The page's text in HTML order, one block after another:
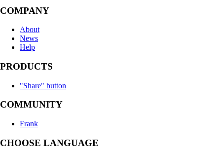
COMPANY
About
News
Help
PRODUCTS
"Share" button
COMMUNITY
Frank
CHOOSE LANGUAGE